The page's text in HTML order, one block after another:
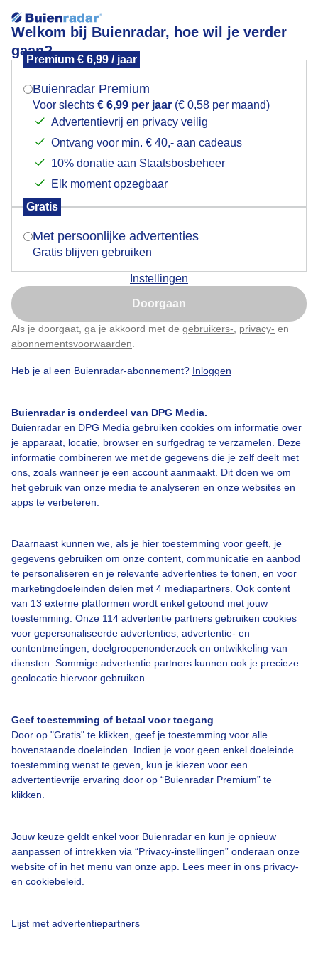
Welkom bij Buienradar, hoe wil je verder
gaan?
Premium € 6,99 / jaar
Buienradar Premium
Voor slechts € 6,99 per jaar (€ 0,58 per maand)
Advertentievrij en privacy veilig
Ontvang voor min. € 40,- aan cadeaus
10% donatie aan Staatsbosbeheer
Elk moment opzegbaar
Gratis
Met persoonlijke advertenties
Gratis blijven gebruiken
Instellingen
Doorgaan
Als je doorgaat, ga je akkoord met de gebruikers- privacy- en
abonnementsvoorwaarden
Heb je al een Buienradar-abonnement? Inloggen
Buienradar is onderdeel van DPG Media.
Buienradar en DPG Media gebruiken cookies om informatie over
je apparaat, locatie, browser en surfgedrag te verzamelen. Deze
informatie combineren we met de gegevens die je zelf deelt met
ons, zoals wanneer je een account aanmaakt. Dit doen we om
het gebruik van onze media te analyseren en onze websites en
apps te verbeteren.
Daarnaast kunnen we, als je hier toestemming voor geeft, je
gegevens gebruiken om onze content, communicatie en aanbod
te personaliseren en je relevante advertenties te tonen, en voor
marketingdoeleinden delen met 4 mediapartners. Ook content
van 13 externe platformen wordt enkel getoond met jouw
toestemming. Onze 114 advertentie partners gebruiken cookies
voor gepersonaliseerde advertenties, advertentie- en
contentmetingen, doelgroepenonderzoek en ontwikkeling van
diensten. Sommige advertentie partners kunnen ook je precieze
geolocatie hiervoor gebruiken.
Geef toestemming of betaal voor toegang
Door op "Gratis" te klikken, geef je toestemming voor alle
bovenstaande doeleinden. Indien je voor geen enkel doeleinde
toestemming wenst te geven, kun je kiezen voor een
advertentievrije ervaring door op “Buienradar Premium” te
klikken.
Jouw keuze geldt enkel voor Buienradar en kun je opnieuw
aanpassen of intrekken via “Privacy-instellingen” onderaan onze
website of in het menu van onze app. Lees meer in ons privacy-
en cookiebeleid
Lijst met advertentiepartners
Mooi zomerweer
Door: Anne-Marie van Iersel Gemaakt: 06-08-2025, 39x bekeken
Zomer Zon Wolken
Bekijk slideshow
Over Buienradar
Bedrijfsgegevens
Contact
Toegankelijkheid
Gebruikersvoorwaarden
Adverteren
Privacy beleid
Cookie beleid
Mogen we je locatie gebruiken voor het
Indien je hier nog geen akkoord op hebt gegeven,
verschijnt er zo een pop-up uit je browser waarin
Is goed, toon de popup
Nu niet, misschien later
Klik hierom dit aan te passen